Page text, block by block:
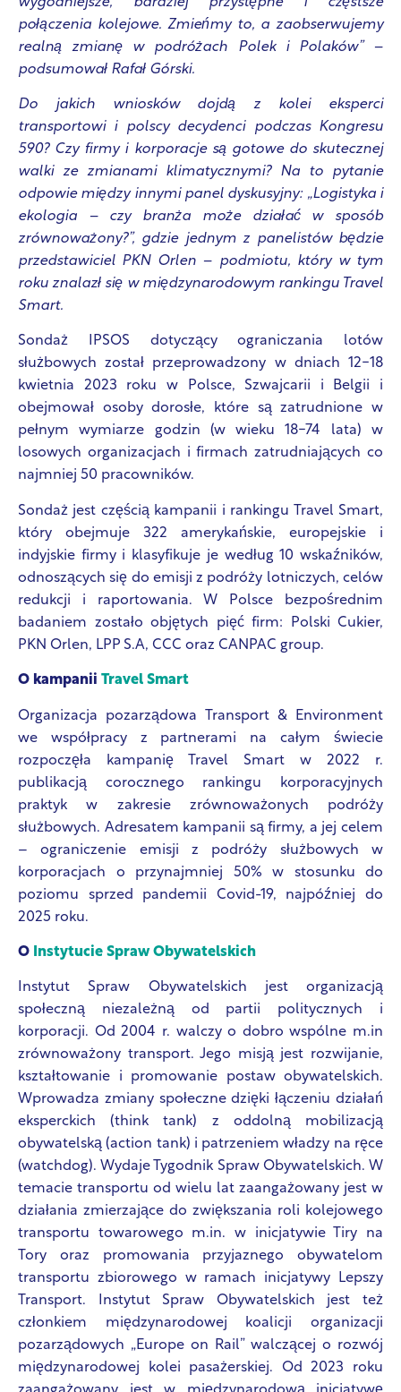
połączenia kolejowe. Zmieńmy to, a zaobserwujemy
realną zmianę w podróżach Polek i Polaków” –
podsumował Rafał Górski.
Do jakich wniosków dojdą z kolei eksperci
transportowi i polscy decydenci podczas Kongresu
590? Czy firmy i korporacje są gotowe do skutecznej
walki ze zmianami klimatycznymi? Na to pytanie
odpowie między innymi panel dyskusyjny: „Logistyka i
ekologia – czy branża może działać w sposób
zrównoważony?”, gdzie jednym z panelistów będzie
przedstawiciel PKN Orlen – podmiotu, który w tym
roku znalazł się w międzynarodowym rankingu Travel
Smart.
Sondaż IPSOS dotyczący ograniczania lotów
służbowych został przeprowadzony w dniach 12-18
kwietnia 2023 roku w Polsce, Szwajcarii i Belgii i
obejmował osoby dorosłe, które są zatrudnione w
pełnym wymiarze godzin (w wieku 18-74 lata) w
losowych organizacjach i firmach zatrudniających co
najmniej 50 pracowników.
Sondaż jest częścią kampanii i rankingu Travel Smart,
który obejmuje 322 amerykańskie, europejskie i
indyjskie firmy i klasyfikuje je według 10 wskaźników,
odnoszących się do emisji z podróży lotniczych, celów
redukcji i raportowania. W Polsce bezpośrednim
badaniem zostało objętych pięć firm: Polski Cukier,
PKN Orlen, LPP S.A, CCC oraz CANPAC group.
O kampanii Travel Smart
Organizacja pozarządowa Transport & Environment
we współpracy z partnerami na całym świecie
rozpoczęła kampanię Travel Smart w 2022 r.
publikacją corocznego rankingu korporacyjnych
praktyk w zakresie zrównoważonych podróży
służbowych. Adresatem kampanii są firmy, a jej celem
– ograniczenie emisji z podróży służbowych w
korporacjach o przynajmniej 50% w stosunku do
poziomu sprzed pandemii Covid-19, najpóźniej do
2025 roku.
O Instytucie Spraw Obywatelskich
Instytut Spraw Obywatelskich jest organizacją
społeczną niezależną od partii politycznych i
korporacji. Od 2004 r. walczy o dobro wspólne m.in
zrównoważony transport. Jego misją jest rozwijanie,
kształtowanie i promowanie postaw obywatelskich.
Wprowadza zmiany społeczne dzięki łączeniu działań
eksperckich (think tank) z oddolną mobilizacją
obywatelską (action tank) i patrzeniem władzy na ręce
(watchdog). Wydaje Tygodnik Spraw Obywatelskich. W
temacie transportu od wielu lat zaangażowany jest w
działania zmierzające do zwiększania roli kolejowego
transportu towarowego m.in. w inicjatywie Tiry na
Tory oraz promowania przyjaznego obywatelom
transportu zbiorowego w ramach inicjatywy Lepszy
Transport. Instytut Spraw Obywatelskich jest też
członkiem międzynarodowej koalicji organizacji
pozarządowych „Europe on Rail” walczącej o rozwój
międzynarodowej kolei pasażerskiej. Od 2023 roku